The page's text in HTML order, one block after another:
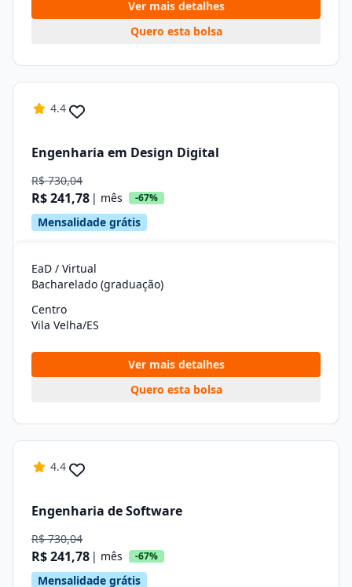
Ver mais detalhes
Quero esta bolsa
4.4
Engenharia em Design Digital
R$ 730,04
R$ 241,78 | mês -67%
Mensalidade grátis
EaD / Virtual
Bacharelado (graduação)
Centro
Vila Velha/ES
Ver mais detalhes
Quero esta bolsa
4.4
Engenharia de Software
R$ 730,04
R$ 241,78 | mês -67%
Mensalidade grátis